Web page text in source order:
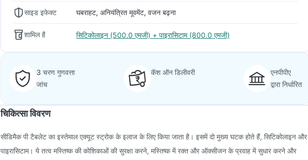
साइड इफेक्ट घबराहट, अनियंत्रित मूवमेंट, वजन बढ़ना
शामिल है सिटिकोलाइन (500.0 एमजी) + पाइरासिटाम (800.0 एमजी)
3 चरण गुणवत्ता
जांच
कॅश ऑन डिलीवरी
एनपीपीए
द्वारा निर्धारित
चिकित्सा विवरण
सीडिमैक पी टैबलेट का इस्तेमाल एक्यूट स्ट्रोक के इलाज के लिए किया जाता है। इसमें दो मुख्य घटक होते हैं, सिटिकोलाइन और
पाइरासिटाम। ये तत्व मस्तिष्क की कोशिकाओं की सुरक्षा करने, मस्तिष्क में रक्त और ऑक्सीजन के प्रवाह में सुधार करने और